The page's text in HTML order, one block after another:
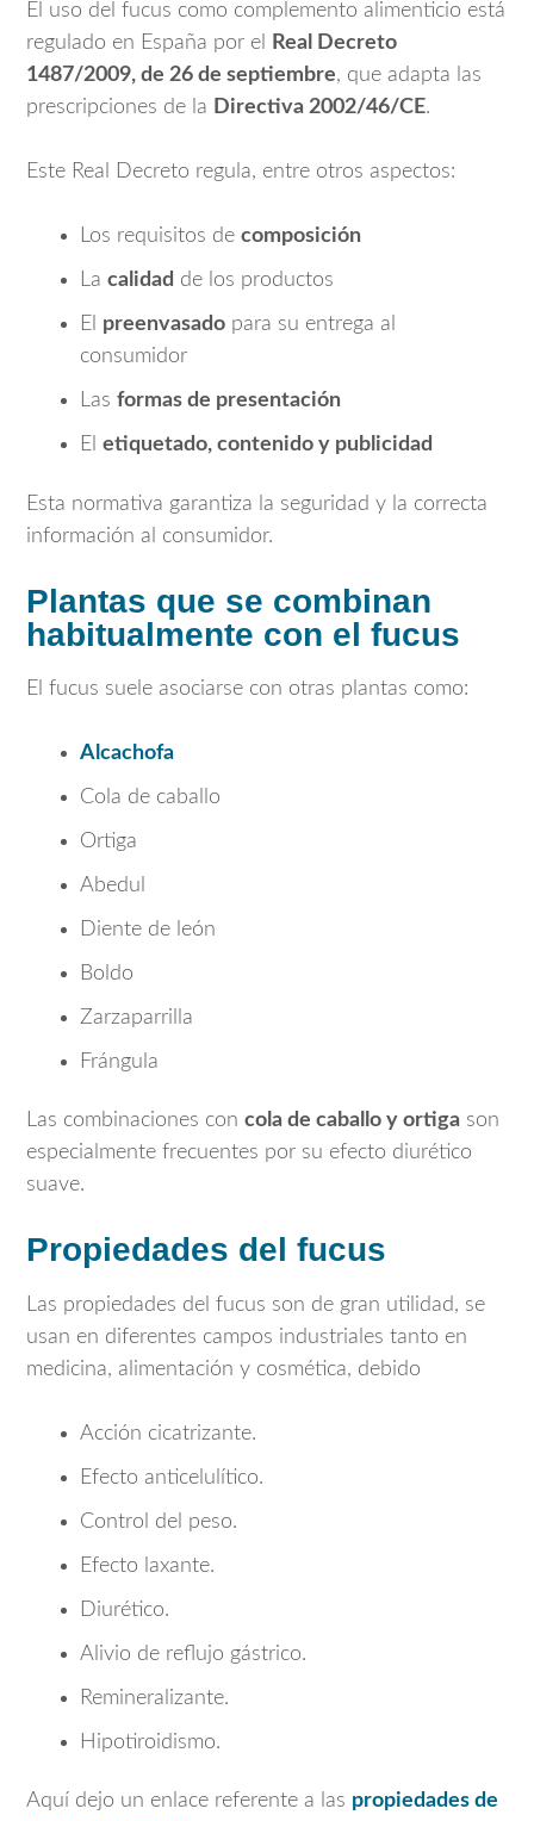
El uso del fucus como complemento alimenticio está
regulado en España por el
Real Decreto
1487/2009, de 26 de septiembre, que adapta las
prescripciones de la Directiva 2002/46/CE.
Este Real Decreto regula, entre otros aspectos:
Los requisitos de composición
La calidad de los productos
El preenvasado para su entrega al
consumidor
Las formas de presentación
El etiquetado, contenido y publicidad
Esta normativa garantiza la seguridad y la correcta
información al consumidor.
Plantas que se combinan
habitualmente con el fucus
El fucus suele asociarse con otras plantas como:
Alcachofa
Cola de caballo
Ortiga
Abedul
Diente de león
Boldo
Zarzaparrilla
Frángula
Las combinaciones con cola de caballo y ortiga son
especialmente frecuentes por su efecto diurético
suave.
Propiedades del fucus
Las propiedades del fucus son de gran utilidad, se
usan en diferentes campos industriales tanto en
medicina, alimentación y cosmética, debido
Acción cicatrizante.
Efecto anticelulítico.
Control del peso.
Efecto laxante.
Diurético.
Alivio de reflujo gástrico.
Remineralizante.
Hipotiroidismo.
Aquí dejo un enlace referente a las propiedades de